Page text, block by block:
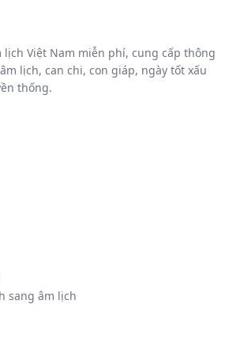
lịch Việt Nam miễn phí, cung cấp thông
lịch, can chi, con giáp, ngày tốt xấu
thống.
sang âm lịch